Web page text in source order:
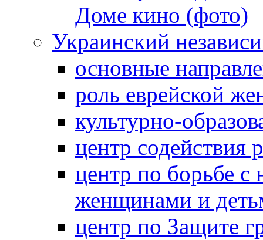
Доме кино (фото)
Украинский
основные
роль еврейской
культурно-
центр содействия
центр по борьбе с
женщинами и
центр по Защите